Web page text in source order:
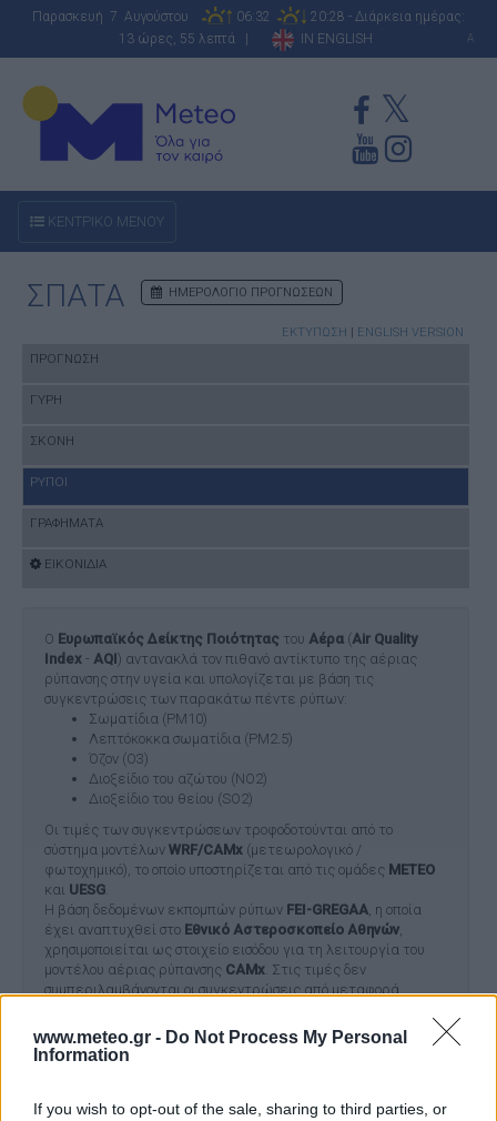
www.meteo.gr - Do Not Process My Personal
Information
If you wish to opt-out of the sale, sharing to third parties, or
Παρασκευή 7 Αυγούστου 06:32
20:28 - Διάρκεια ημέρας:
13 ώρες, 55 λεπτά |
IN ENGLISH A
ΚΕΝΤΡΙΚΟ ΜΕΝΟΥ
ΣΠΑΤΑ ΗΜΕΡΟΛΟΓΙΟ ΠΡΟΓΝΩΣΕΩΝ
ΕΚΤΥΠΩΣΗ | ENGLISH VERSION
ΠΡΟΓΝΩΣΗ
ΓΥΡΗ
ΣΚΟΝΗ
ΡΥΠΟΙ
ΓΡΑΦΗΜΑΤΑ
ΕΙΚΟΝΙΔΙΑ
Ο Ευρωπαϊκός Δείκτης Ποιότητας του Αέρα (Air Quality
Index - AQI ) αντανακλά τον πιθανό αντίκτυπο της αέριας
ρύπανσης στην υγεία και υπολογίζεται με βάση τις
συγκεντρώσεις των παρακάτω πέντε ρύπων:
Σωματίδια (PM10)
Λεπτόκοκκα σωματίδια (PM2.5)
Όζον (O3)
Διοξείδιο του αζώτου (NO2)
Διοξείδιο του θείου (SO2)
Οι τιμές των συγκεντρώσεων τροφοδοτούνται από το
σύστημα μοντέλων WRF/CAMx (μετεωρολογικό /
φωτοχημικό), το οποίο υποστηρίζεται από τις ομάδες ΜΕΤΕΟ
και UESG.
Η βάση δεδομένων εκπομπών ρύπων FEI-GREGAA, η οποία
έχει αναπτυχθεί στο Εθνικό Αστεροσκοπείο Αθηνών,
χρησιμοποιείται ως στοιχείο εισόδου για τη λειτουργία του
μοντέλου αέριας ρύπανσης CAMx. Στις τιμές δεν
συμπεριλαμβάνονται οι συγκεντρώσεις από μεταφορά